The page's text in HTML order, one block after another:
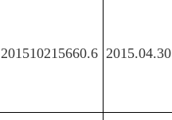
201510215660.6 2015.04.30